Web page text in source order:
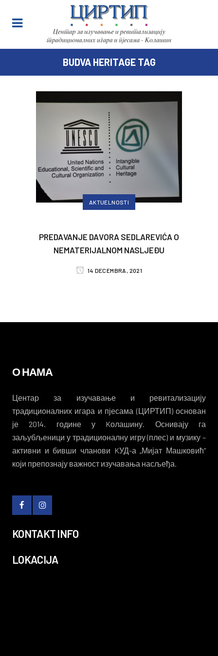
BUDVA HERITAGE TAG
AKTUELNOSTI
PREDAVANJE DAVORA SEDLAREVIĆA O
NEMATERIJALNOM NASLJEĐU
14 DECEMBRA, 2021
О НАМА
Центар за изучавање и ревитализацију
традиционалних игара и пјесама (ЦИРТИП) основан
је 2014. године у Kолашину. Оснивају га
заљубљеници у традиционалну игру (плес) и музику –
активни и бивши чланови KУД-а „Мијат Машковић“
који препознају важност изучавања насљеђа.
KONTAKT INFO
LOKACIJA